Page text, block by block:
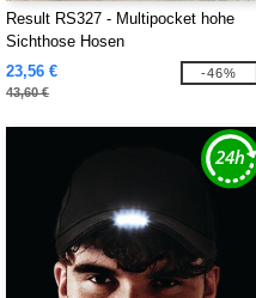
Result RS327 - Multipocket hohe
Sichthose Hosen
23,56 €
43,60 €
-46%